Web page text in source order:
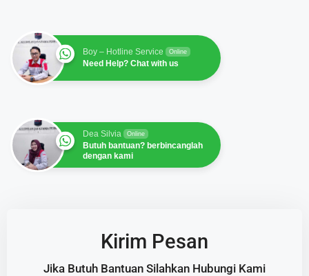
Boy – Hotline Service Online
Need Help? Chat with us
Dea Silvia Online
Butuh bantuan? berbincanglah
dengan kami
Kirim Pesan
Jika Butuh Bantuan Silahkan Hubungi Kami